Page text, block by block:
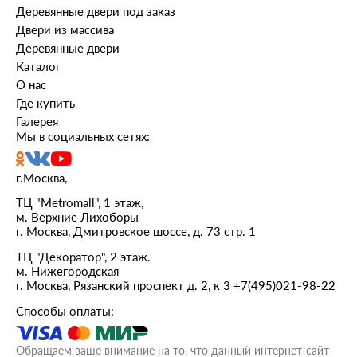
г.Москва,
ТЦ "Metromall", 1 этаж,
м. Верхние Лихоборы
г. Москва, Дмитровское шоссе, д. 73 стр. 1
ТЦ "Декоратор", 2 этаж.
м. Нижегородская
г. Москва, Рязанский проспект д. 2, к 3 +7(495)021-98-22
Способы оплаты:
Деревянные двери под заказ
Двери из массива
Деревянные двери
Каталог
О нас
Где купить
Галерея
Мы в социальных сетях:
Обращаем ваше внимание на то, что данный интернет-сайт